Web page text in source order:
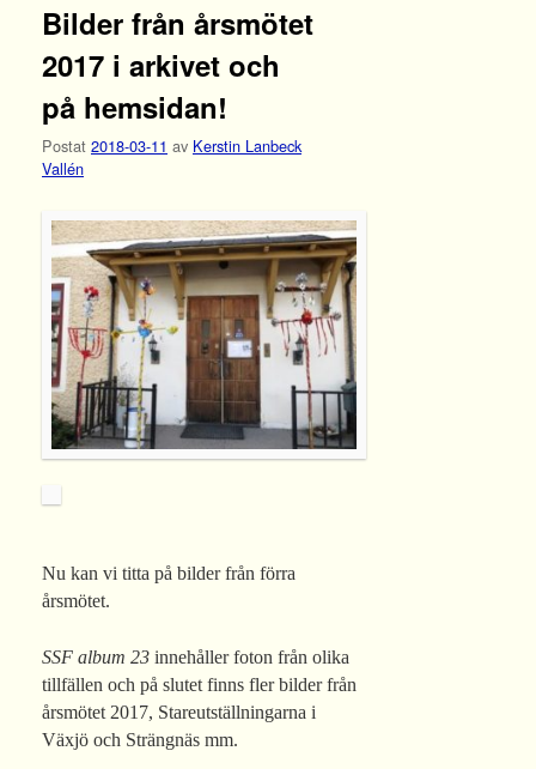
Bilder från årsmötet
2017 i arkivet och
på hemsidan!
Postat 2018-03-11 av Kerstin Lanbeck
Vallén
Nu kan vi titta på bilder från förra
årsmötet.
SSF album 23 innehåller foton från olika
tillfällen och på slutet finns fler bilder från
årsmötet 2017, Stareutställningarna i
Växjö och Strängnäs mm.